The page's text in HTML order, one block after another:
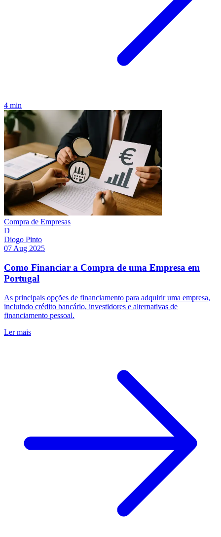
4 min
Compra de Empresas
D
Diogo Pinto
07 Aug 2025
Como Financiar a Compra de uma Empresa em
Portugal
As principais opções de financiamento para adquirir uma empresa,
incluindo crédito bancário, investidores e alternativas de
financiamento pessoal.
Ler mais